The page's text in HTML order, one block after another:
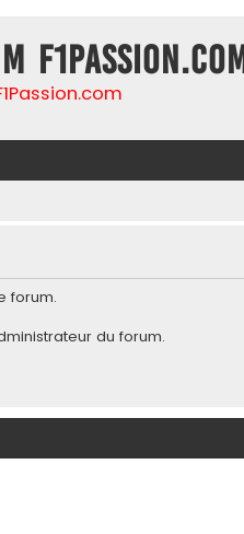
F1Passion.com
forum.
du forum.